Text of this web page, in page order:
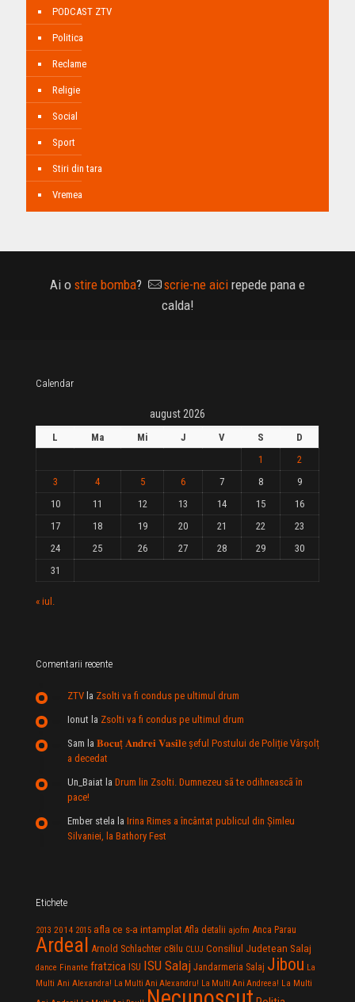
PODCAST ZTV
Politica
Reclame
Religie
Social
Sport
Stiri din tara
Vremea
Ai o stire bomba? scrie-ne aici repede pana e
calda!
Calendar
august 2026
L Ma Mi J V S
D
1
2
3
4 5 6 7 8
9
10
11 12 13 14 15
16
17
18 19 20 21 22
23
24
25 26 27 28 29
30
31
« iul.
Comentarii recente
ZTV la Zsolti va fi condus pe ultimul drum
Ionut la Zsolti va fi condus pe ultimul drum
Sam la 𝐁𝐨𝐜𝐮ț 𝐀𝐧𝐝𝐫𝐞𝐢 𝐕𝐚𝐬𝐢𝐥e şeful Postului de Poliție Vârșolț
a decedat
Un_Baiat la Drum lin Zsolti. Dumnezeu sã te odihneascã în
pace!
Ember stela la Irina Rimes a încântat publicul din Şimleu
Silvaniei, la Bathory Fest
Etichete
2013 2014 2015 afla ce s-a intamplat Afla detalii ajofm Anca Parau
Ardeal Arnold Schlachter c8ilu CLUJ Consiliul Judetean Salaj
dance Finante fratzica ISU ISU Salaj Jandarmeria Salaj Jibou La
Multi Ani Alexandra! La Multi Ani Alexandru! La Multi Ani Andreea! La Multi